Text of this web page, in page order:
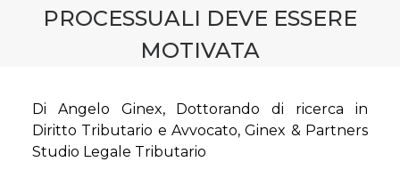
PROCESSUALI DEVE ESSERE
MOTIVATA
Di Angelo Ginex, Dottorando di ricerca in
Diritto Tributario e Avvocato, Ginex & Partners
Studio Legale Tributario